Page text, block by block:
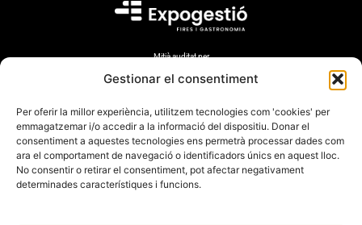
Gestionar el consentiment
Per oferir la millor experiència, utilitzem tecnologies com 'cookies' per
emmagatzemar i/o accedir a la informació del dispositiu. Donar el
consentiment a aquestes tecnologies ens permetrà processar dades com
ara el comportament de navegació o identificadors únics en aquest lloc.
No consentir o retirar el consentiment, pot afectar negativament
determinades característiques i funcions.
Mitjà auditat per
Amb el suport de